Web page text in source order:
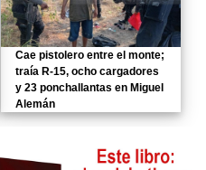
Cae pistolero entre el monte;
traía R-15, ocho cargadores
y 23 ponchallantas en Miguel
Alemán